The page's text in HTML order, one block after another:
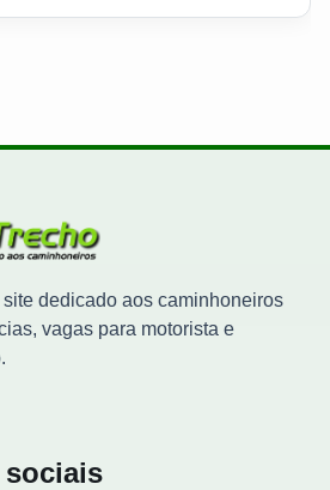
dedicado aos caminhoneiros
vagas para motorista e
sociais